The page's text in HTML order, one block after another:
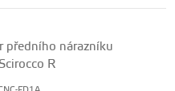
předního nárazníku
R